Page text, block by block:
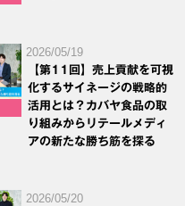
2026/05/19
【第11回】売上貢献を可視
化するサイネージの戦略的
活用とは？カバヤ食品の取
り組みからリテールメディ
アの新たな勝ち筋を探る
2026/05/20